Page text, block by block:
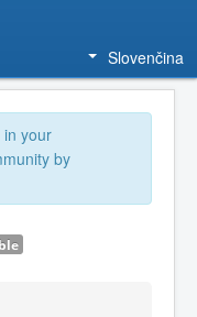
Slovenčina
in your
by